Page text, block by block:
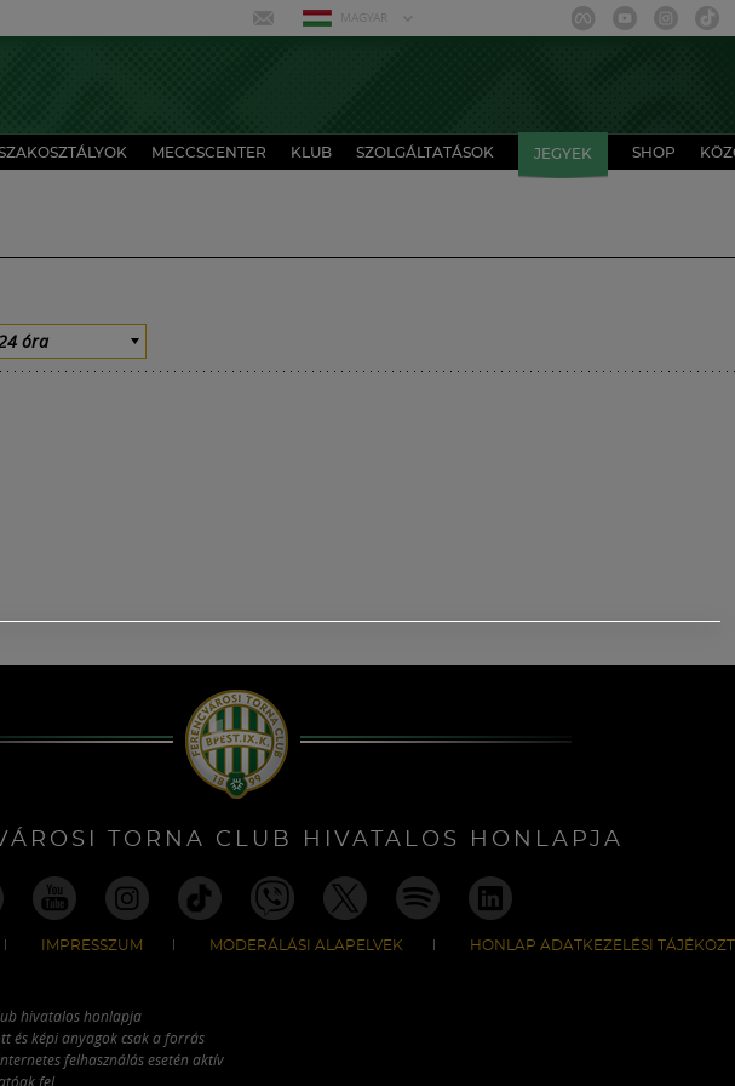
MAGYAR
MECCSCENTER KLUB SZOLGÁLTATÁSOK JEGYEK SHOP
óra
TORNA CLUB HIVATALOS HONLAPJA
IMPRESSZUM MODERÁLÁSI ALAPELVEK HONLAP ADATKEZELÉSI
hivatalos honlapja
és képi anyagok csak a forrás
felhasználás esetén aktív
fel.